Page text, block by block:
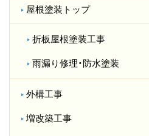
屋根塗装トップ
折板屋根塗装工事
雨漏り修理・防水塗装
外構工事
増改築工事